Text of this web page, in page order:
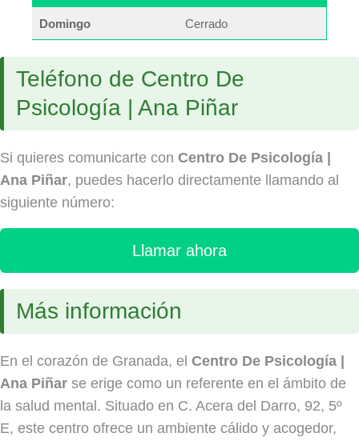
Domingo Cerrado
Teléfono de Centro De
Psicología | Ana Piñar
Si quieres comunicarte con Centro De Psicología |
Ana Piñar, puedes hacerlo directamente llamando al
siguiente número:
Llamar ahora
Más información
En el corazón de Granada, el Centro De Psicología |
Ana Piñar se erige como un referente en el ámbito de
la salud mental. Situado en C. Acera del Darro, 92, 5º
E, este centro ofrece un ambiente cálido y acogedor,